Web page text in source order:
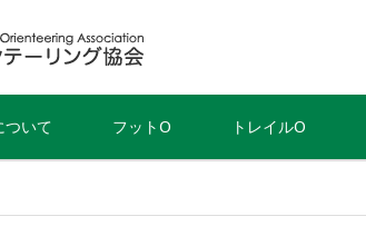
ついて フットO トレイルO